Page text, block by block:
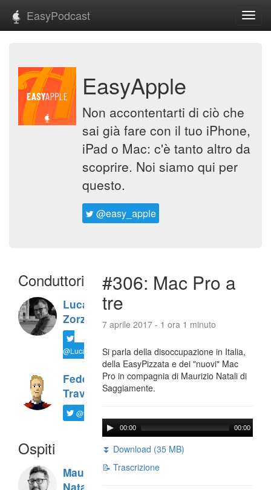
EasyPodcast
EasyApple
Non accontentarti di ciò che
sai già fare con il tuo iPhone,
iPad o Mac: c'è tanto altro da
scoprire. Noi siamo qui per
questo.
@easy_apple
Conduttori
Luca
Zorzi
@LucaTNT
Federico
Travaini
@ftrava
Ospiti
Maurizio
Natali
#306: Mac Pro a
tre
7 aprile 2017 - 1 ora 1 minuto
Si parla della disoccupazione in Italia,
della EasyPizzata e dei "nuovi" Mac
Pro in compagnia di Maurizio Natali di
Saggiamente.
00:00 00:00
⏬ Download (35 MB)
📝 Trascrizione